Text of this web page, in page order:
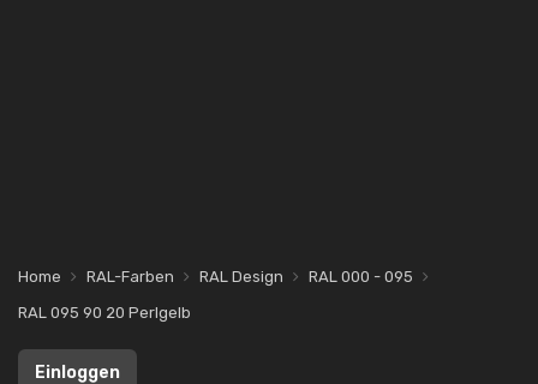
Home RAL-Farben RAL Design
RAL 000 - 095
RAL 095 90 20 Perlgelb
Einloggen